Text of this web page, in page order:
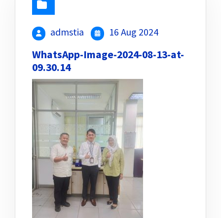
admstia 16 Aug 2024
WhatsApp-Image-2024-08-13-at-
09.30.14